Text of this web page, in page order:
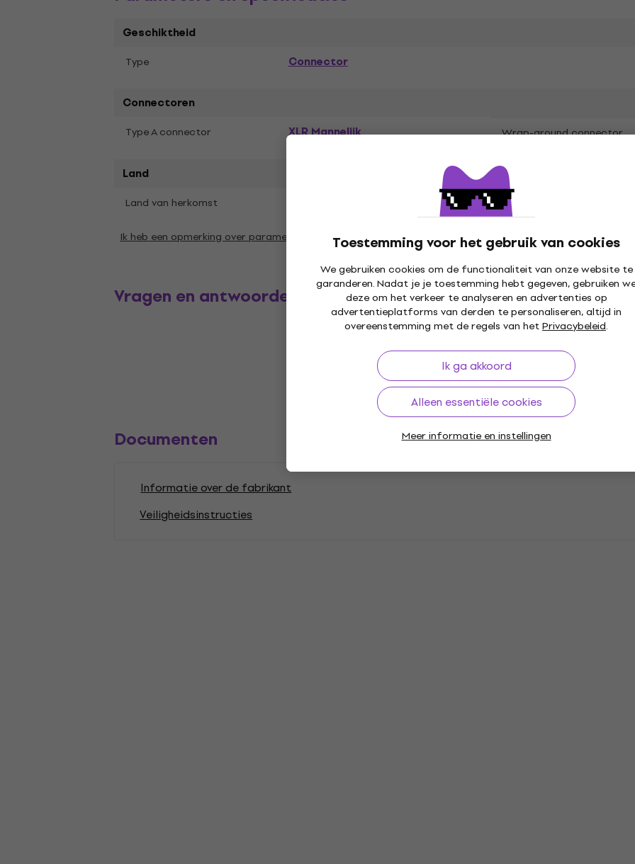
Toestemming voor het gebruik van cookies
We gebruiken cookies om de functionaliteit van onze website te
garanderen. Nadat je je toestemming hebt gegeven, gebruiken
deze om het verkeer te analyseren en advertenties op
advertentieplatforms van derden te personaliseren, altijd in
overeenstemming met de regels van hetPrivacybeleid.
Ik ga akkoord
Alleen essentiële cookies
Meer informatie en instellingen
Geschiktheid
Type Connector
Connectoren
Type A connector XLR Mannelijk Wrap-around connector
Land
Land van herkomst
Ik heb een opmerking over parameters
Vragen en antwoorden
Documenten
Informatie over de fabrikant
Veiligheidsinstructies